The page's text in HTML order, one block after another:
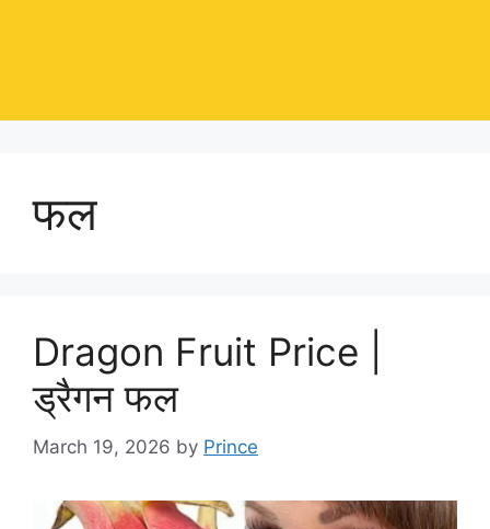
फल
Dragon Fruit Price |
ड्रैगन फल
March 19, 2026 by Prince